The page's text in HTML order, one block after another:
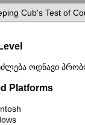
Cub's Test of
ოდნავი
Platforms